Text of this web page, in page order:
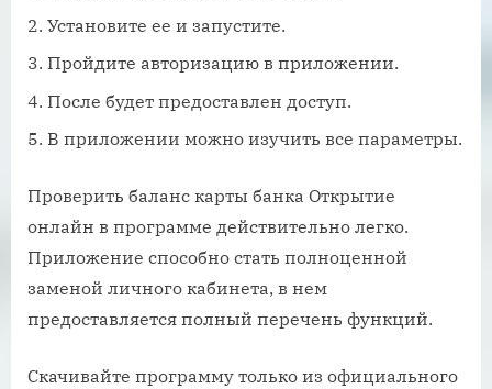
Установите ее и запустите.
Пройдите авторизацию в приложении.
После будет предоставлен доступ.
В приложении можно изучить все параметры.
Проверить баланс карты банка Открытие
онлайн в программе действительно легко.
Приложение способно стать полноценной
заменой личного кабинета, в нем
предоставляется полный перечень функций.
Скачивайте программу только из официального